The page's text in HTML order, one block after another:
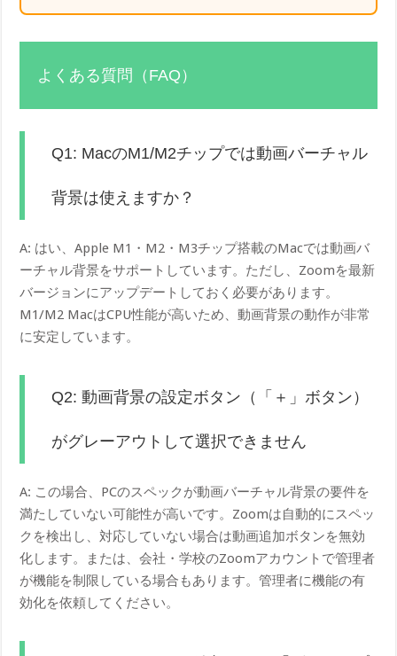
よくある質問（FAQ）
Q1: MacのM1/M2チップでは動画バーチャル
背景は使えますか？
A: はい、Apple M1・M2・M3チップ搭載のMacでは動画バ
ーチャル背景をサポートしています。ただし、Zoomを最新
バージョンにアップデートしておく必要があります。
M1/M2 MacはCPU性能が高いため、動画背景の動作が非常
に安定しています。
Q2: 動画背景の設定ボタン（「＋」ボタン）
がグレーアウトして選択できません
A: この場合、PCのスペックが動画バーチャル背景の要件を
満たしていない可能性が高いです。Zoomは自動的にスペッ
クを検出し、対応していない場合は動画追加ボタンを無効
化します。または、会社・学校のZoomアカウントで管理者
が機能を制限している場合もあります。管理者に機能の有
効化を依頼してください。